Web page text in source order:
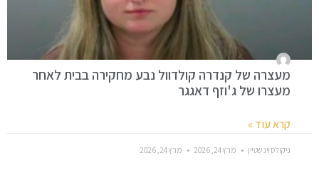
מעצרה של קנדרה קולדוול נבע מחקירה בבית לאחר
מעצרו של ג'וזף דאגגר
קרא עוד »
ניקולס וינשטיין מרץ 24, 2026 מרץ 24, 2026